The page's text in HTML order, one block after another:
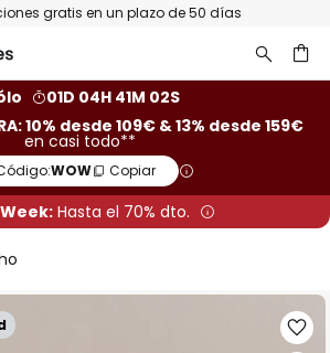
gratis en un plazo de 50 días
01D 04H 41M 01S
10% desde 109€ & 13% desde 159€
en casi todo**
WOW Copiar
Hasta el 70% dto.